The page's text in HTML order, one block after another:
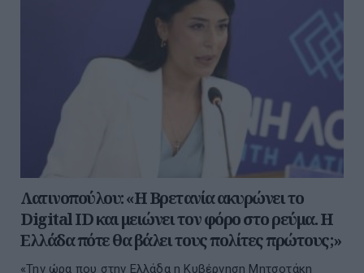
Λατινοπούλου: «H Βρετανία ακυρώνει το
Digital ID και μειώνει τον φόρο στο ρεύμα. Η
Ελλάδα πότε θα βάλει τους πολίτες πρώτους;»
«Την ώρα που στην Ελλάδα η Κυβέρνηση Μητσοτάκη